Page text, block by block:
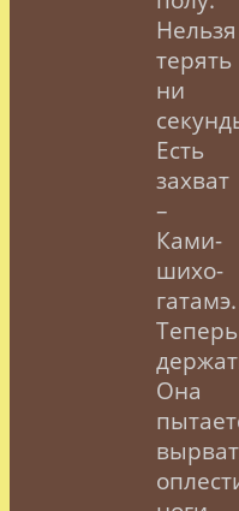
Нельзя
терять
ни
Есть
захват
–
Ками-
шихо-
гатамэ.
Теперь
Она